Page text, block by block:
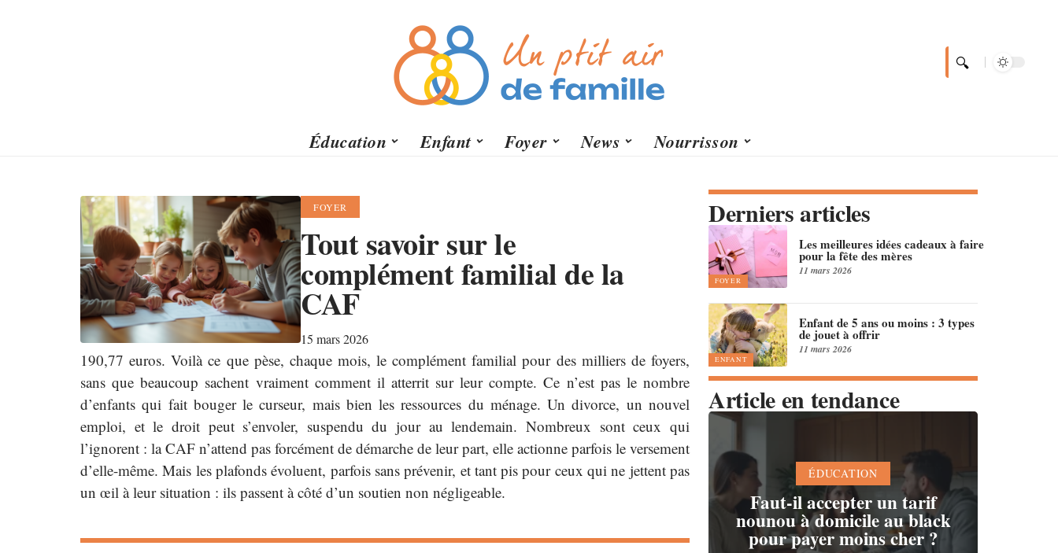
Éducation Enfant Foyer News Nourrisson
FOYER
Tout savoir sur le
complément familial de la
CAF
15 mars 2026
190,77 euros. Voilà ce que pèse, chaque mois, le complément familial pour des milliers de foyers,
sans que beaucoup sachent vraiment comment il atterrit sur leur compte. Ce n’est pas le nombre
d’enfants qui fait bouger le curseur, mais bien les ressources du ménage. Un divorce, un nouvel
emploi, et le droit peut s’envoler, suspendu du jour au lendemain. Nombreux sont ceux qui
l’ignorent : la CAF n’attend pas forcément de démarche de leur part, elle actionne parfois le versement
d’elle-même. Mais les plafonds évoluent, parfois sans prévenir, et tant pis pour ceux qui ne jettent pas
un œil à leur situation : ils passent à côté d’un soutien non négligeable.
Derniers articles
FOYER
Les meilleures idées cadeaux à faire
pour la fête des mères
11 mars 2026
ENFANT
Enfant de 5 ans ou moins : 3 types
de jouet à offrir
11 mars 2026
Article en tendance
ÉDUCATION
Faut-il accepter un tarif
nounou à domicile au black
pour payer moins cher ?